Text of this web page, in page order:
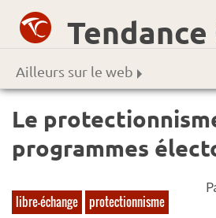
Tendance
Ailleurs sur le web
Le
programmes
libre-échange protectionnisme